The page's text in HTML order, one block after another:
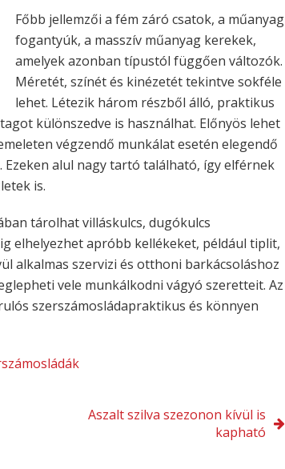
Főbb jellemzői a fém záró csatok, a műanyag
fogantyúk, a masszív műanyag kerekek,
amelyek azonban típustól függően változók.
Méretét, színét és kinézetét tekintve sokféle
lehet. Létezik három részből álló, praktikus
különszedve is használhat. Előnyös lehet
végzendő munkálat esetén elegendő
Ezeken alul nagy tartó található, így elférnek
is.
tárolhat villáskulcs, dugókulcs
elhelyezhet apróbb kellékeket, például tiplit,
alkalmas szervizi és otthoni barkácsoláshoz
vele munkálkodni vágyó szeretteit. Az
szerszámosládapraktikus és könnyen
Aszalt szilva szezonon kívül is
kapható